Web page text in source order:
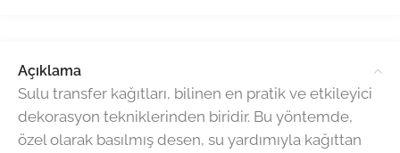
Açıklama
Sulu transfer kağıtları, bilinen en pratik ve etkileyici
dekorasyon tekniklerinden biridir. Bu yöntemde,
özel olarak basılmış desen, su yardımıyla kağıttan